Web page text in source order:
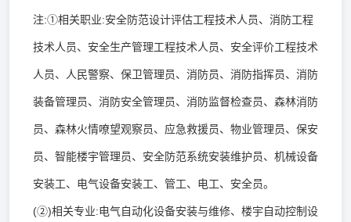
注:①相关职业:安全防范设计评估工程技术人员、消防工程
技术人员、安全生产管理工程技术人员、安全评价工程技术
人员、人民警察、保卫管理员、消防员、消防指挥员、消防
装备管理员、消防安全管理员、消防监督检查员、森林消防
员、森林火情嘹望观察员、应急救援员、物业管理员、保安
员、智能楼宇管理员、安全防范系统安装维护员、机械设备
安装工、电气设备安装工、管工、电工、安全员。
(②)相关专业:电气自动化设备安装与维修、楼宇自动控制设